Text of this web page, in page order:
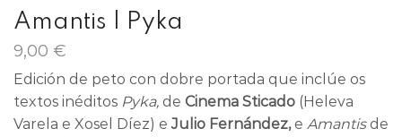
Amantis | Pyka
9,00 €
Edición de peto con dobre portada que inclúe os
textos inéditos Pyka, de Cinema Sticado (Heleva
Varela e Xosel Díez) e Julio Fernández,e Amantisde